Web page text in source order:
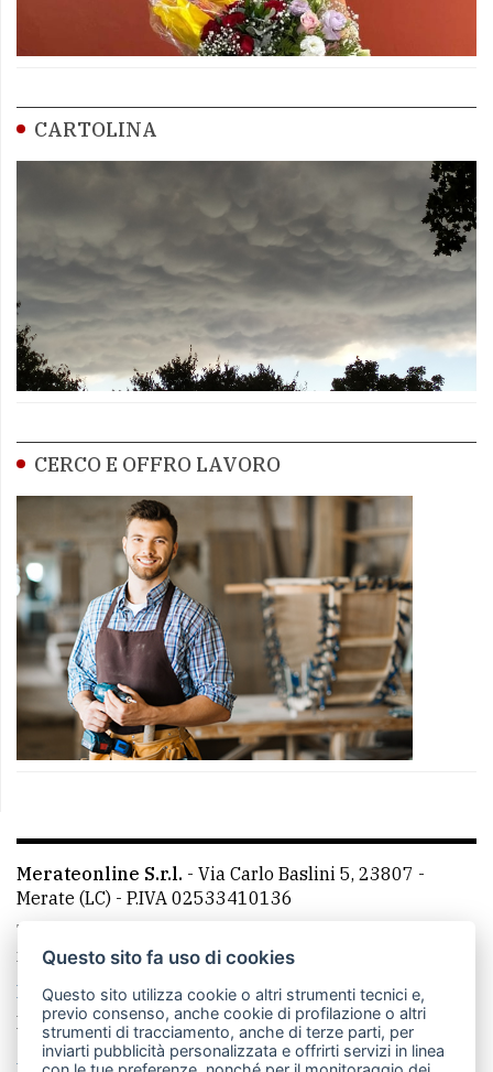
CARTOLINA
CERCO E OFFRO LAVORO
Merateonline S.r.l. - Via Carlo Baslini 5, 23807 -
Merate (LC) - P.IVA 02533410136
Telefono:
mail: redazione@merateonline.it
La redazione
CasateOnline LeccoOnline
RSS
Made by VIP
Questo sito fa uso di cookies
Questo sito utilizza cookie o altri strumenti tecnici e,
previo consenso, anche cookie di profilazione o altri
strumenti di tracciamento, anche di terze parti, per
inviarti pubblicità personalizzata e offrirti servizi in linea